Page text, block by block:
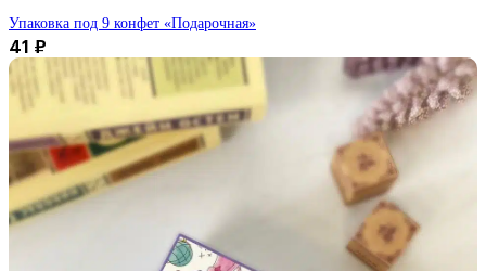
Упаковка под 9 конфет «Подарочная»
41 ₽